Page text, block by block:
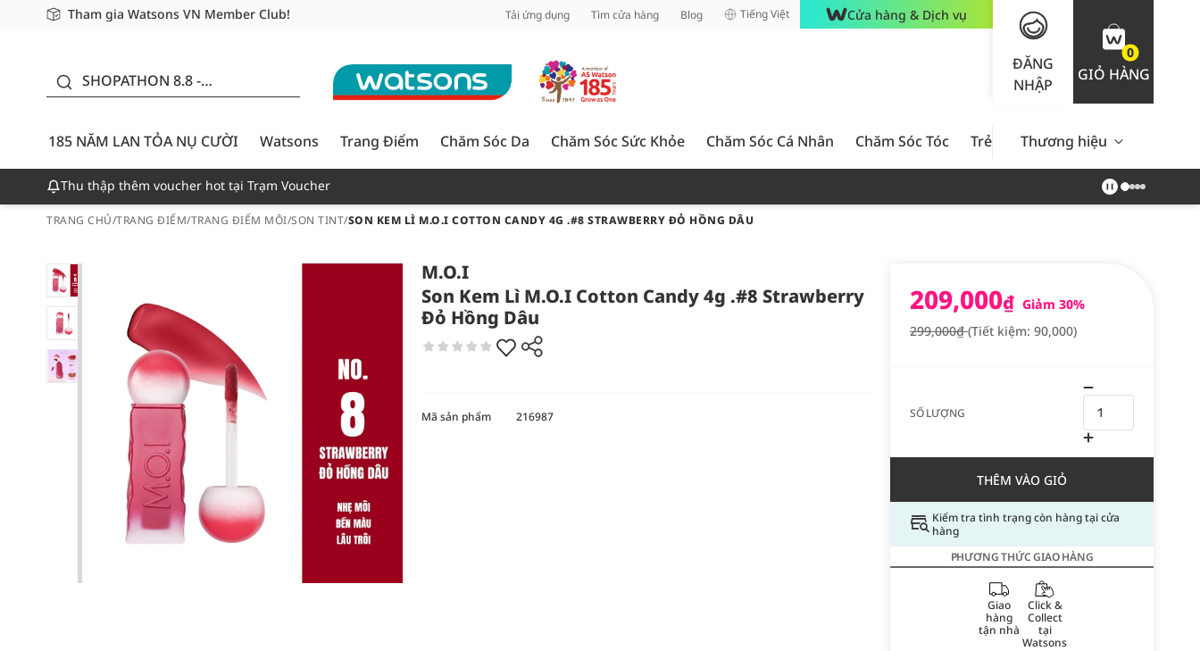
Tham gia Watsons VN Member Club!
Miễn phí giao hàng cho đơn hàng từ 249,000Đ
Giao hàng nhanh 24h - Áp dụng khu vực TP. Hồ Chí Minh Tải ứng dụng Tìm cửa hàng Blog Tiếng Việt Cửa hàng & Dịch vụ
ĐĂNG
NHẬP
0
GIỎ HÀNG
SHOPATHON 8.8 -
CƯỜI - GIẢM ĐẾN
50%
185 NĂM LAN TỎA NỤ CƯỜI
Watsons Trang Điểm Chăm Sóc Da Chăm Sóc Sức Khỏe Chăm Sóc Cá Nhân Chăm Sóc Tóc Trẻ Em Nam Giới Chăm Sóc
Thương hiệu
Thu thập thêm voucher hot tại Trạm Voucher
TRANG CHỦ/TRANG ĐIỂM/TRANG ĐIỂM MÔI/SON TINT/SON KEM LÌ M.O.I COTTON CANDY 4G .#8 STRAWBERRY ĐỎ HỒNG DÂU
M.O.I
Son Kem Lì M.O.I Cotton Candy 4g .#8 Strawberry
Đỏ Hồng Dâu
209,000₫ Giảm 30%
299,000₫(Tiết kiệm: 90,000)
SỐ LƯỢNG
THÊM VÀO GIỎ
Kiểm tra tình trạng còn hàng tại cửa
hàng
PHƯƠNG THỨC GIAO HÀNG
Giao
hàng
tận nhà
Click &
Collect
tại
Watsons
Mã sản phẩm 216987